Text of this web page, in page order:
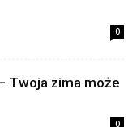
0
Twoja zima może
0